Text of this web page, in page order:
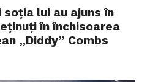
soția lui au ajuns în
în închisoarea
„Diddy” Combs